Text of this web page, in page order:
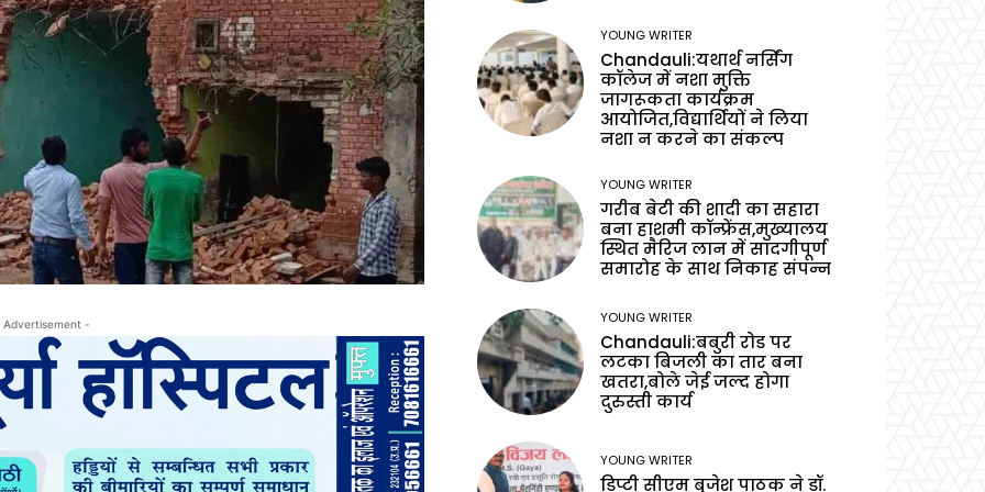
-
YOUNG WRITER
Chandauli:यथार्थ नर्सिंग
कॉलेज में नशा मुक्ति
जागरूकता कार्यक्रम
आयोजित,विद्यार्थियों ने लिया
नशा न करने का संकल्प
YOUNG WRITER
गरीब बेटी की शादी का सहारा
बना हाशमी कॉन्फ्रेंस,मुख्यालय
स्थित मैरिज लान में सादगीपूर्ण
समारोह के साथ निकाह संपन्न
YOUNG WRITER
Chandauli:बबुरी रोड पर
लटका बिजली का तार बना
खतरा,बोले जेई जल्द होगा
दुरुस्ती कार्य
YOUNG WRITER
डिप्टी सीएम बृजेश पाठक ने डॉ.